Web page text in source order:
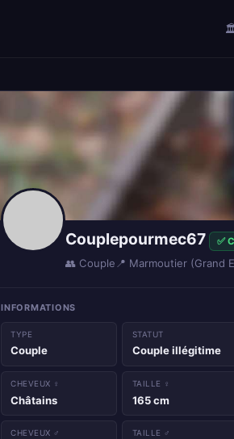
Couplepourmec67 ✅
👥 Couple 📍 Marmoutier (Grand
INFORMATIONS
TYPE
Couple
STATUT
Couple illégitime
CHEVEUX ♀
Châtains
TAILLE ♀
165 cm
CHEVEUX ♂ TAILLE ♂